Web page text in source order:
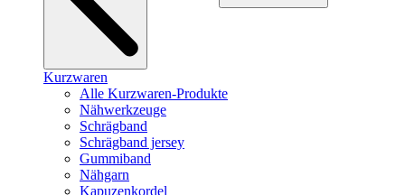
Kurzwaren
Alle Kurzwaren-Produkte
Nähwerkzeuge
Schrägband
Schrägband jersey
Gummiband
Nähgarn
Kapuzenkordel